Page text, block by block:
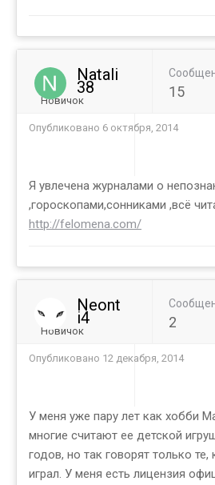
Natali
38
Новичок
15
Опубликовано 6 октября, 2014
Я увлечена журналами о
,гороскопами,сонниками ,всё
http://felomena.com/
Neont
i4
Новичок
2
Опубликовано 12 декабря, 2014
У меня уже пару лет как хобби
многие считают ее детской
годов, но так говорят только те,
играл. У меня есть лицензия